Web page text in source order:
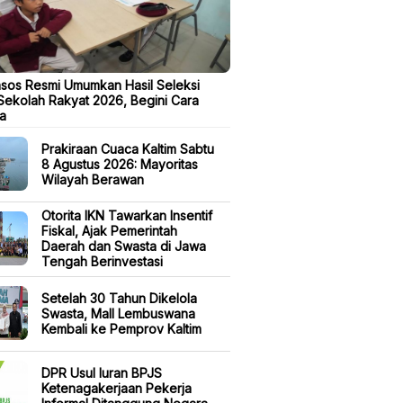
Resmi Umumkan Hasil Seleksi
Rakyat 2026, Begini Cara
Prakiraan Cuaca Kaltim Sabtu
8 Agustus 2026: Mayoritas
Wilayah Berawan
Otorita IKN Tawarkan Insentif
Fiskal, Ajak Pemerintah
Daerah dan Swasta di Jawa
Tengah Berinvestasi
Setelah 30 Tahun Dikelola
Swasta, Mall Lembuswana
Kembali ke Pemprov Kaltim
DPR Usul Iuran BPJS
Ketenagakerjaan Pekerja